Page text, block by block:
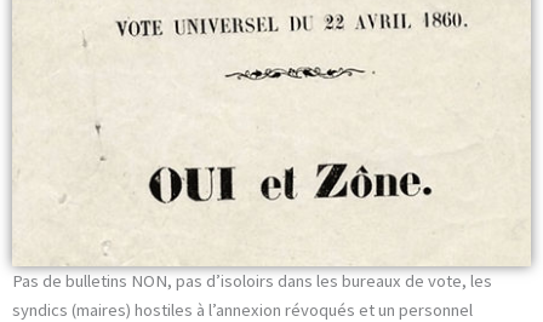
Pas de bulletins NON, pas d’isoloirs dans les bureaux de vote, les
syndics (maires) hostiles à l’annexion révoqués et un personnel